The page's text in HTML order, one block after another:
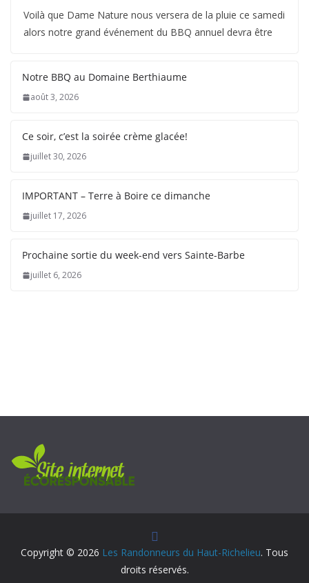
Voilà que Dame Nature nous versera de la pluie ce samedi
alors notre grand événement du BBQ annuel devra être
Notre BBQ au Domaine Berthiaume
août 3, 2026
Ce soir, c’est la soirée crème glacée!
juillet 30, 2026
IMPORTANT – Terre à Boire ce dimanche
juillet 17, 2026
Prochaine sortie du week-end vers Sainte-Barbe
juillet 6, 2026
Copyright © 2026 Les Randonneurs du Haut-Richelieu. Tous
droits réservés.